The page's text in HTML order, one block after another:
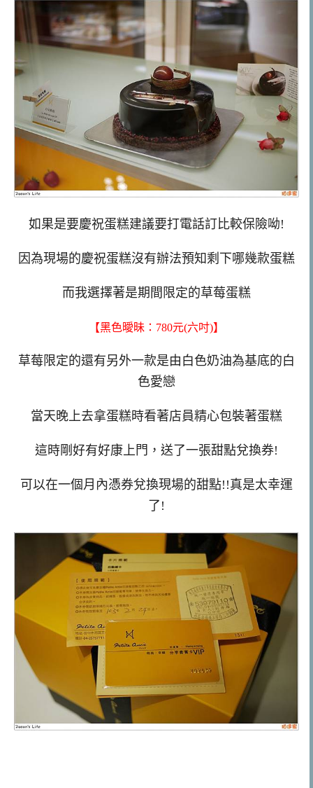
如果是要慶祝蛋糕建議要打電話訂比較保險呦!
因為現場的慶祝蛋糕沒有辦法預知剩下哪幾款蛋糕
而我選擇著是期間限定的草莓蛋糕
【黑色曖昧：780元(六吋)】
草莓限定的還有另外一款是由白色奶油為基底的白
色愛戀
當天晚上去拿蛋糕時看著店員精心包裝著蛋糕
這時剛好有好康上門，送了一張甜點兌換券!
可以在一個月內憑券兌換現場的甜點!!真是太幸運
了!